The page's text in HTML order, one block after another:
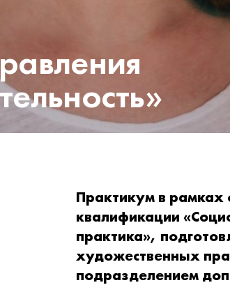
Практикум в
квалификации
практика»,
художественных
подразделением